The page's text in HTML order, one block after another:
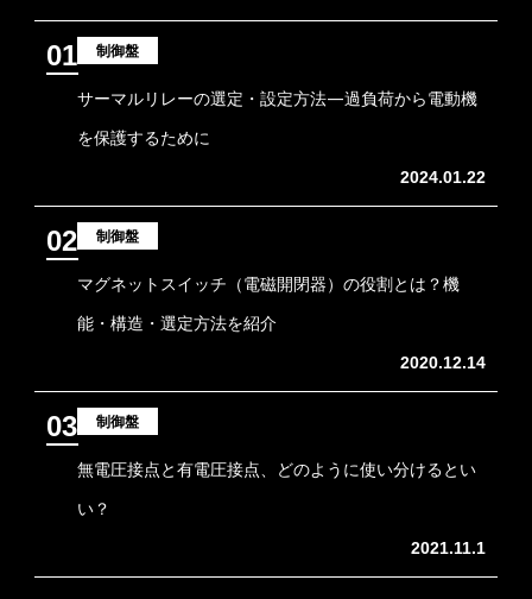
01 制御盤
サーマルリレーの選定・設定方法―過負荷から電動機
を保護するために
2024.01.22
02 制御盤
マグネットスイッチ（電磁開閉器）の役割とは？機
能・構造・選定方法を紹介
2020.12.14
03 制御盤
無電圧接点と有電圧接点、どのように使い分けるとい
い？
2021.11.1